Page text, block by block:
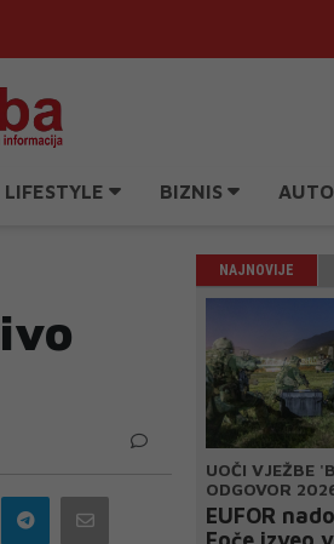
LIFESTYLE BIZNIS AUTO
Print Telegram
NAJNOVIJE
UOČI VJEŽBE
ODGOVOR
EUFOR